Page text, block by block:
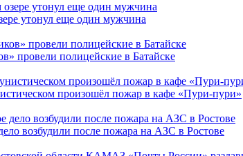
утонул еще один мужчина
провели полицейские в Батайске
произошёл пожар в кафе «Пури-пури»
возбудили после пожара на АЗС в Ростове